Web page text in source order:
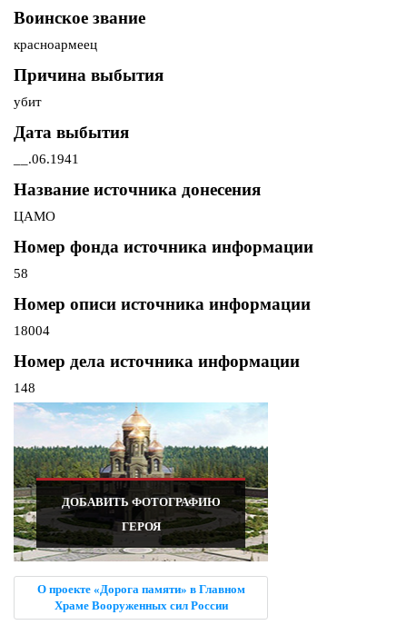
Воинское звание
красноармеец
Причина выбытия
убит
Дата выбытия
__.06.1941
Название источника донесения
ЦАМО
Номер фонда источника информации
58
Номер описи источника информации
18004
Номер дела источника информации
148
ДОБАВИТЬ ФОТОГРАФИЮ
ГЕРОЯ
О проекте «Дорога памяти» в Главном
Храме Вооруженных сил России